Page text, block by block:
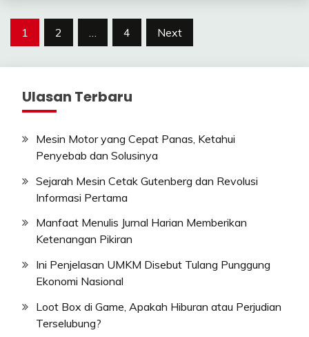
Posts
1 2 4 Next
Ulasan Terbaru
Mesin Motor yang Cepat Panas, Ketahui
Penyebab dan Solusinya
Sejarah Mesin Cetak Gutenberg dan Revolusi
Informasi Pertama
Manfaat Menulis Jurnal Harian Memberikan
Ketenangan Pikiran
Ini Penjelasan UMKM Disebut Tulang Punggung
Ekonomi Nasional
Loot Box di Game, Apakah Hiburan atau Perjudian
Terselubung?